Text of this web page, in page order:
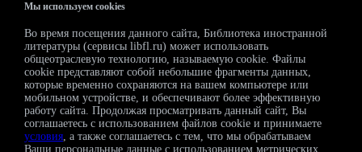
10 11 12 13 14 15 16
17 18 19 20 21 22 23
24 25 26 27 28 29 30
31 1 2 3 4 5 6
Мы используем cookies
Во время посещения данного сайта, Библиотека иностранной
литературы (сервисы libfl.ru) может использовать
общеотраслевую технологию, называемую cookie. Файлы
cookie представляют собой небольшие фрагменты данных,
которые временно сохраняются на вашем компьютере или
мобильном устройстве, и обеспечивают более эффективную
работу сайта. Продолжая просматривать данный сайт, Вы
соглашаетесь с использованием файлов cookie и принимаете
условия, а также соглашаетесь с тем, что мы обрабатываем
Ваши персональные данные с использованием метрических